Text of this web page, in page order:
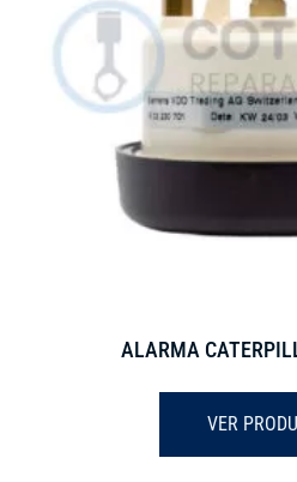
ALARMA
VER